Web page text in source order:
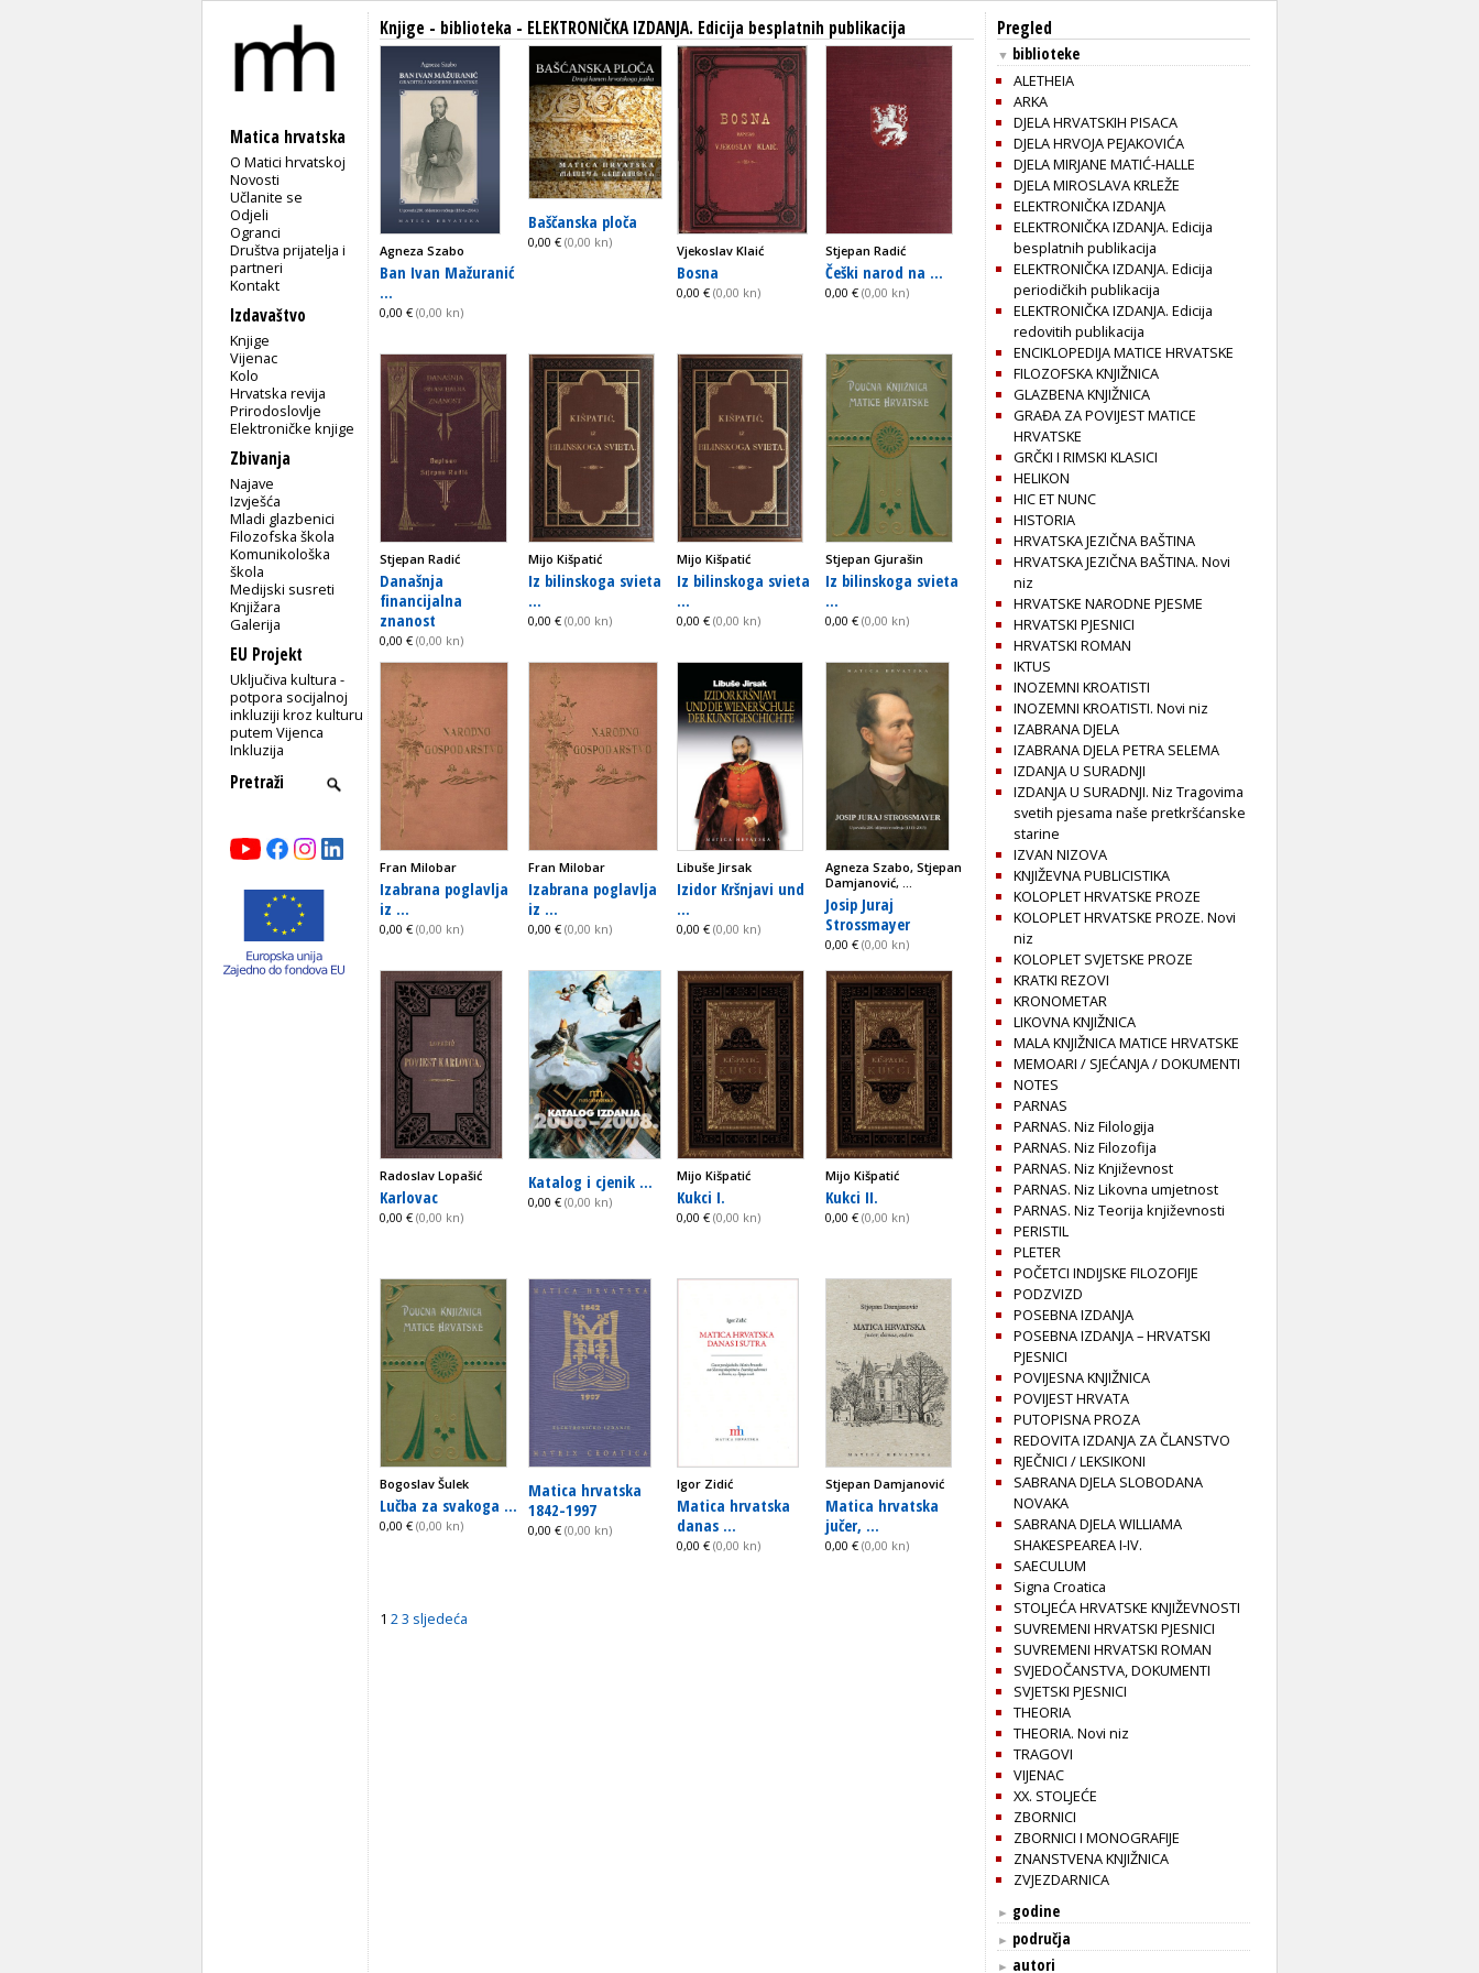
Matica hrvatska
O Matici hrvatskoj
Novosti
Učlanite se
Odjeli
Ogranci
Društva prijatelja i
partneri
Kontakt
Izdavaštvo
Knjige
Vijenac
Kolo
Hrvatska revija
Prirodoslovlje
Elektroničke knjige
Zbivanja
Najave
Izvješća
Mladi glazbenici
Filozofska škola
Komunikološka
škola
Medijski susreti
Knjižara
Galerija
EU Projekt
Uključiva kultura -
potpora socijalnoj
inkluziji kroz kulturu
putem Vijenca
Inkluzija
Knjige - biblioteka - ELEKTRONIČKA IZDANJA. Edicija besplatnih publikacija
Agneza Szabo
Ban Ivan Mažuranić
...
0,00 € (0,00 kn)
Baščanska ploča
0,00 € (0,00 kn)
Vjekoslav Klaić
Bosna
0,00 € (0,00 kn)
Stjepan Radić
Češki narod na ...
0,00 € (0,00 kn)
Stjepan Radić
Današnja
financijalna
znanost
0,00 € (0,00 kn)
Mijo Kišpatić
Iz bilinskoga svieta
...
0,00 € (0,00 kn)
Mijo Kišpatić
Iz bilinskoga svieta
...
0,00 € (0,00 kn)
Stjepan Gjurašin
Iz bilinskoga svieta
...
0,00 € (0,00 kn)
Fran Milobar
Izabrana poglavlja
iz ...
0,00 € (0,00 kn)
Fran Milobar
Izabrana poglavlja
iz ...
0,00 € (0,00 kn)
Libuše Jirsak
Izidor Kršnjavi und
...
0,00 € (0,00 kn)
Agneza Szabo, Stjepan
Damjanović, ...
Josip Juraj
Strossmayer
0,00 € (0,00 kn)
Radoslav Lopašić
Karlovac
0,00 € (0,00 kn)
Katalog i cjenik ...
0,00 € (0,00 kn)
Mijo Kišpatić
Kukci I.
0,00 € (0,00 kn)
Mijo Kišpatić
Kukci II.
0,00 € (0,00 kn)
Bogoslav Šulek
Lučba za svakoga ...
0,00 € (0,00 kn)
Matica hrvatska
1842-1997
0,00 € (0,00 kn)
Igor Zidić
Matica hrvatska
danas ...
0,00 € (0,00 kn)
Stjepan Damjanović
Matica hrvatska
jučer, ...
0,00 € (0,00 kn)
1 23 sljedeća
Pregled
▼ biblioteke
ALETHEIA
ARKA
DJELA HRVATSKIH PISACA
DJELA HRVOJA PEJAKOVIĆA
DJELA MIRJANE MATIĆ-HALLE
DJELA MIROSLAVA KRLEŽE
ELEKTRONIČKA IZDANJA
ELEKTRONIČKA IZDANJA. Edicija
besplatnih publikacija
ELEKTRONIČKA IZDANJA. Edicija
periodičkih publikacija
ELEKTRONIČKA IZDANJA. Edicija
redovitih publikacija
ENCIKLOPEDIJA MATICE HRVATSKE
FILOZOFSKA KNJIŽNICA
GLAZBENA KNJIŽNICA
GRAĐA ZA POVIJEST MATICE
HRVATSKE
GRČKI I RIMSKI KLASICI
HELIKON
HIC ET NUNC
HISTORIA
HRVATSKA JEZIČNA BAŠTINA
HRVATSKA JEZIČNA BAŠTINA. Novi
niz
HRVATSKE NARODNE PJESME
HRVATSKI PJESNICI
HRVATSKI ROMAN
IKTUS
INOZEMNI KROATISTI
INOZEMNI KROATISTI. Novi niz
IZABRANA DJELA
IZABRANA DJELA PETRA SELEMA
IZDANJA U SURADNJI
IZDANJA U SURADNJI. Niz Tragovima
svetih pjesama naše pretkršćanske
starine
IZVAN NIZOVA
KNJIŽEVNA PUBLICISTIKA
KOLOPLET HRVATSKE PROZE
KOLOPLET HRVATSKE PROZE. Novi
niz
KOLOPLET SVJETSKE PROZE
KRATKI REZOVI
KRONOMETAR
LIKOVNA KNJIŽNICA
MALA KNJIŽNICA MATICE HRVATSKE
MEMOARI / SJEĆANJA / DOKUMENTI
NOTES
PARNAS
PARNAS. Niz Filologija
PARNAS. Niz Filozofija
PARNAS. Niz Književnost
PARNAS. Niz Likovna umjetnost
PARNAS. Niz Teorija književnosti
PERISTIL
PLETER
POČETCI INDIJSKE FILOZOFIJE
PODZVIZD
POSEBNA IZDANJA
POSEBNA IZDANJA – HRVATSKI
PJESNICI
POVIJESNA KNJIŽNICA
POVIJEST HRVATA
PUTOPISNA PROZA
REDOVITA IZDANJA ZA ČLANSTVO
RJEČNICI / LEKSIKONI
SABRANA DJELA SLOBODANA
NOVAKA
SABRANA DJELA WILLIAMA
SHAKESPEAREA I-IV.
SAECULUM
Signa Croatica
STOLJEĆA HRVATSKE KNJIŽEVNOSTI
SUVREMENI HRVATSKI PJESNICI
SUVREMENI HRVATSKI ROMAN
SVJEDOČANSTVA, DOKUMENTI
SVJETSKI PJESNICI
THEORIA
THEORIA. Novi niz
TRAGOVI
VIJENAC
XX. STOLJEĆE
ZBORNICI
ZBORNICI I MONOGRAFIJE
ZNANSTVENA KNJIŽNICA
ZVJEZDARNICA
► godine
► područja
► autori